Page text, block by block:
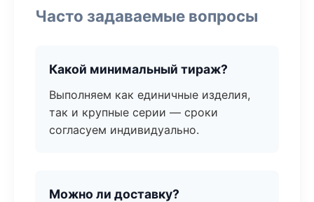
Часто задаваемые вопросы
Какой минимальный тираж?
Выполняем как единичные изделия,
так и крупные серии — сроки
согласуем индивидуально.
Можно ли доставку?